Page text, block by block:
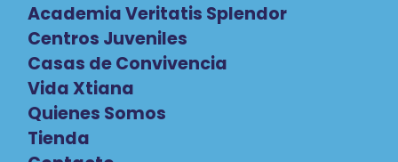
Academia Veritatis Splendor
Centros Juveniles
Casas de Convivencia
Vida Xtiana
Quienes Somos
Tienda